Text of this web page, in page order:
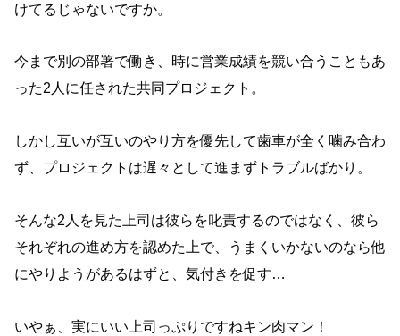
けてるじゃないですか。
今まで別の部署で働き、時に営業成績を競い合うこともあ
った2人に任された共同プロジェクト。
しかし互いが互いのやり方を優先して歯車が全く噛み合わ
ず、プロジェクトは遅々として進まずトラブルばかり。
そんな2人を見た上司は彼らを叱責するのではなく、彼ら
それぞれの進め方を認めた上で、うまくいかないのなら他
にやりようがあるはずと、気付きを促す…
いやぁ、実にいい上司っぷりですねキン肉マン！